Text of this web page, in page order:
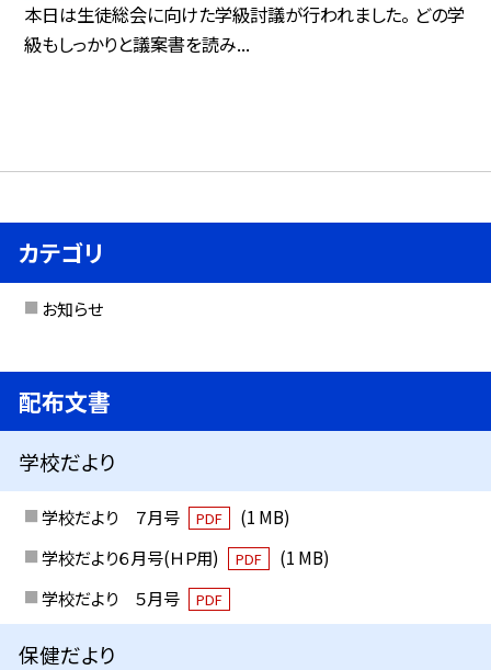
本日は生徒総会に向けた学級討議が行われました。 どの学
級もしっかりと議案書を読み...
カテゴリ
お知らせ
配布文書
学校だより
学校だより ７月号 PDF
(1 MB)
学校だより６月号(ＨＰ用)
PDF
(1 MB)
学校だより ５月号
PDF
保健だより